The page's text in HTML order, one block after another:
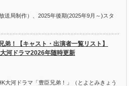
送局制作）、2025年後期(2025年9月～)スタ
弟！【キャスト・出演者一覧リスト】
河ドラマ2026年随時更新
大河ドラマ「豊臣兄弟！」（とよとみきょう